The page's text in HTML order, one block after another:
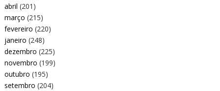
abril (201)
março (215)
fevereiro (220)
janeiro (248)
dezembro (225)
novembro (199)
outubro (195)
setembro (204)